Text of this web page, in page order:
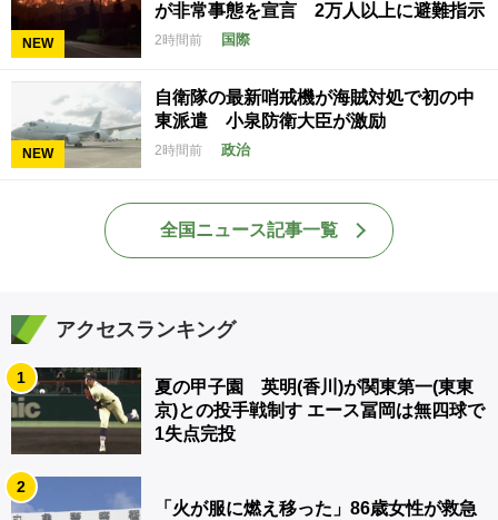
NEW
が非常事態を宣言 2万人以上に避難指示
2時間前 国際
NEW
自衛隊の最新哨戒機が海賊対処で初の中
東派遣 小泉防衛大臣が激励
2時間前 政治
全国ニュース記事一覧
アクセスランキング
1
夏の甲子園 英明(香川)が関東第一(東東
京)との投手戦制す エース冨岡は無四球で
1失点完投
2
「火が服に燃え移った」86歳女性が救急